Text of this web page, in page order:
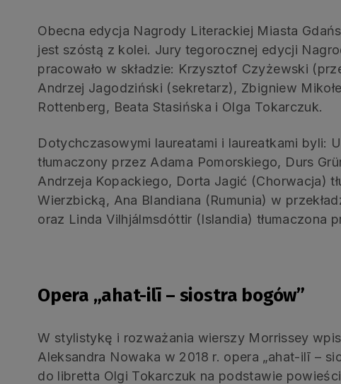
Obecna edycja Nagrody Literackiej Miasta
jest szóstą z kolei. Jury tegorocznej edycji
pracowało w składzie: Krzysztof Czyżewski
Andrzej Jagodziński (sekretarz), Zbigniew
Rottenberg, Beata Stasińska i Olga Tokarczuk.
Dotychczasowymi laureatami i laureatkami byli:
tłumaczony przez Adama Pomorskiego, Durs
Andrzeja Kopackiego, Dorta Jagić (Chorwacja)
Wierzbicką, Ana Blandiana (Rumunia) w
oraz Linda Vilhjálmsdóttir (Islandia) tłumaczona
Opera „ahat-ilī – siostra bogów”
W stylistykę i rozważania wierszy Morrissey
Aleksandra Nowaka w 2018 r. opera „ahat-ilī –
do libretta Olgi Tokarczuk na podstawie